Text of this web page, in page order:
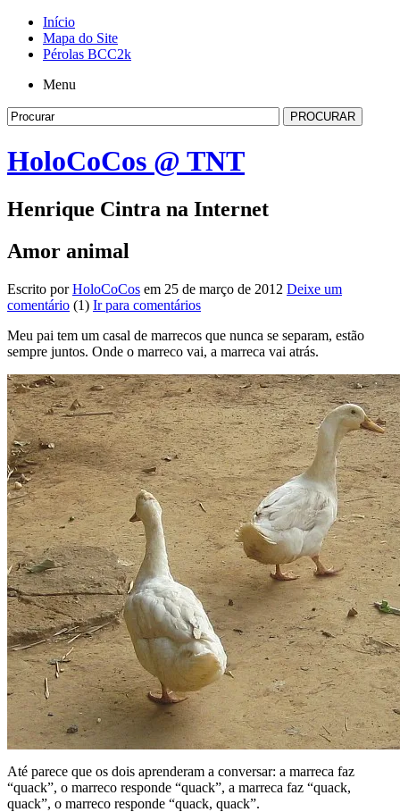
Início
Mapa do Site
Pérolas BCC2k
Menu
HoloCoCos @ TNT
Henrique Cintra na Internet
Amor animal
Escrito porHoloCoCos em 25 de março de 2012 Deixe um
comentário (1) Ir para comentários
Meu pai tem um casal de marrecos que nunca se separam, estão
sempre juntos. Onde o marreco vai, a marreca vai atrás.
Até parece que os dois aprenderam a conversar: a marreca faz
“quack”, o marreco responde “quack”, a marreca faz “quack,
quack”, o marreco responde “quack, quack”.